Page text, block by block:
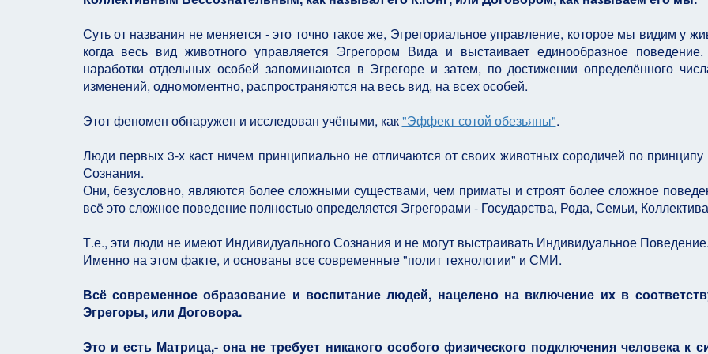
Суть от названия не меняется - это точно такое же, Эгрегориальное управление, которое мы видим у
когда весь вид животного управляется Эгрегором Вида и выстаивает единообразное
наработки отдельных особей запоминаются в Эгрегоре и затем, по достижении определённого
изменений, одномоментно, распространяются на весь вид, на всех особей.
Этот феномен обнаружен и исследован учёными, как"Эффект сотой обезьяны".
Люди первых 3-х каст ничем принципиально не отличаются от своих животных сородичей по
Сознания.
Они, безусловно, являются более сложными существами, чем приматы и строят более сложное
всё это сложное поведение полностью определяется Эгрегорами - Государства, Рода, Семьи,
Т.е., эти люди не имеют Индивидуального Сознания и не могут выстраивать Индивидуальное
Именно на этом факте, и основаны все современные "полит технологии" и СМИ.
Всё современное образование и воспитание людей, нацелено на включение их в
Эгрегоры, или Договора.
Это и есть Матрица,- она не требует никакого особого физического подключения человека к